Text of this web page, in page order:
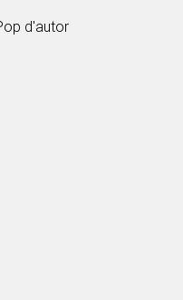
d'autor